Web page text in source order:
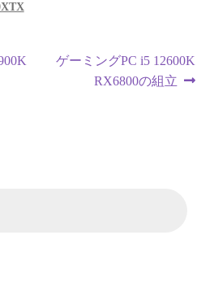
次
ゲーミングPC i5 12600K
RX6800の組立